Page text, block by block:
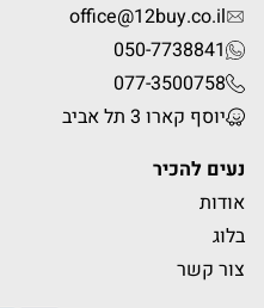
office@12buy.co.il
050-7738841
077-3500758
יוסף קארו 3 תל אביב
נעים להכיר
אודות
בלוג
צור קשר